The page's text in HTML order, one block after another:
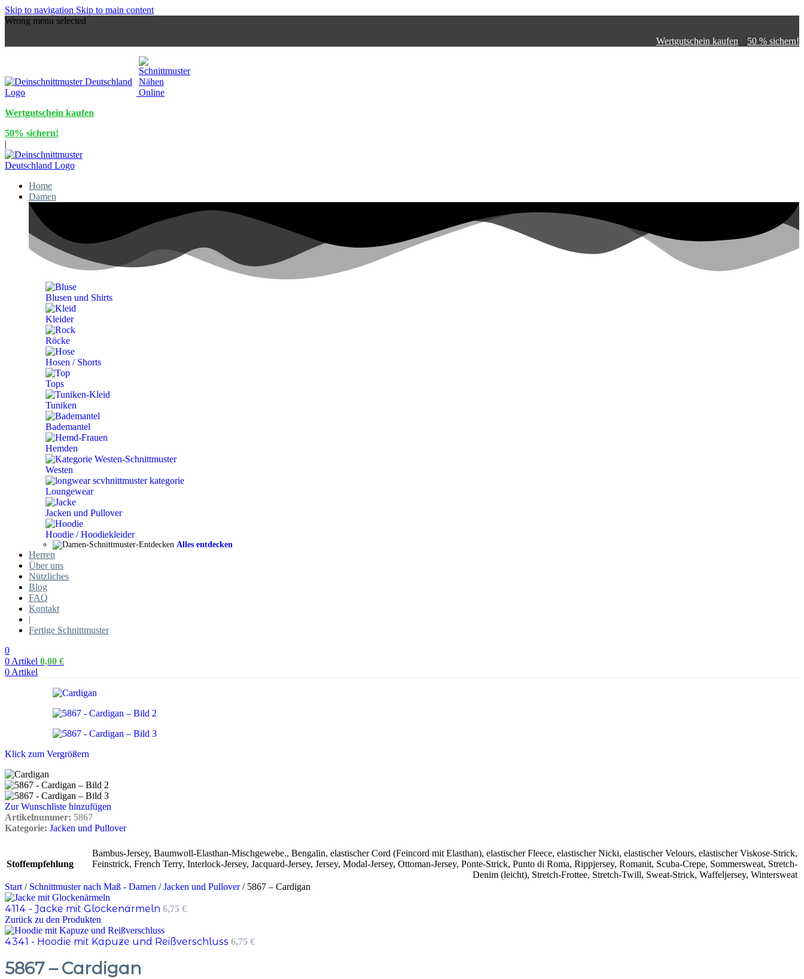
Skip to navigation Skip to main content
Wrong menu selected
Wertgutschein kaufen
50 % sichern!
Wertgutschein kaufen
50% sichern!
|
Home
Damen
Blusen und Shirts
Kleider
Röcke
Hosen / Shorts
Tops
Tuniken
Bademantel
Hemden
Westen
Loungewear
Jacken und Pullover
Hoodie / Hoodiekleider
Alles entdecken
Herren
Über uns
Nützliches
Blog
FAQ
Kontakt
|
Fertige Schnittmuster
0
0 Artikel 0,00 €
0 Artikel
Klick zum Vergrößern
Zur Wunschliste hinzufügen
Artikelnummer: 5867
Kategorie: Jacken und Pullover
Stoffempfehlung
Bambus-Jersey, Baumwoll-Elasthan-Mischgewebe., Bengalin, elastischer Cord (Feincord mit Elasthan), elastischer Fleece, elastischer Nicki, elastischer Velours, elastischer Viskose-Strick,
Feinstrick, French Terry, Interlock-Jersey, Jacquard-Jersey, Jersey, Modal-Jersey, Ottoman-Jersey, Ponte-Strick, Punto di Roma, Rippjersey, Romanit, Scuba-Crepe, Sommersweat, Stretch-
Denim (leicht), Stretch-Frottee, Stretch-Twill, Sweat-Strick, Waffeljersey, Wintersweat
Start / Schnittmuster nach Maß - Damen / Jacken und Pullover/ 5867 – Cardigan
4114 - Jacke mit Glockenärmeln 6,75 €
Zurück zu den Produkten
4341 - Hoodie mit Kapuze und Reißverschluss 6,75 €
5867 – Cardigan